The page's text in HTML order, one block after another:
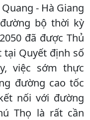
- Hà Giang
bộ thời kỳ
đã được Thủ
Quyết định số
việc sớm thực
đường cao tốc
nối với đường
Thọ là rất cần